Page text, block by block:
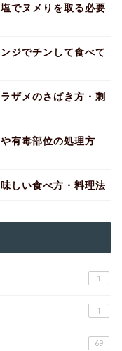
でヌメりを取る必要
ジでチンして食べて
ザメのさばき方・刺
有毒部位の処理方
しい食べ方・料理法
1
1
69